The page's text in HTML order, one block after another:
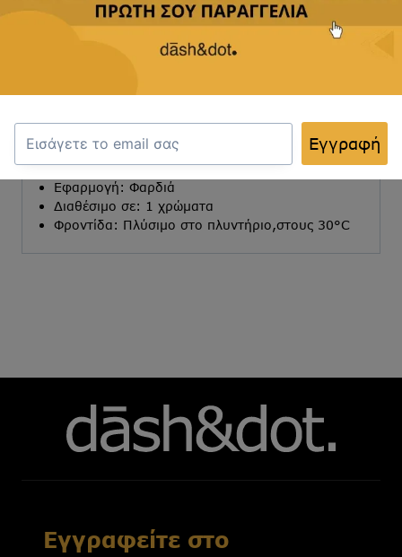
Περιγραφή
Γραμμή: Regular-fit
Σύνθεση: 80% COTTON-20%POLYESTER
Εφαρμογή: Φαρδιά
Διαθέσιμο σε: 1 χρώματα
Φροντίδα: Πλύσιμο στο πλυντήριο,στους 30°C
Εγγραφείτε στο
Εγγραφή